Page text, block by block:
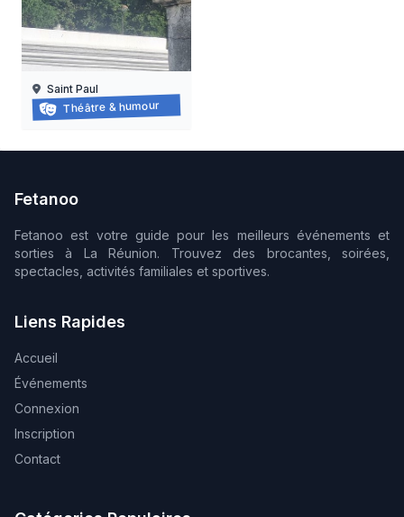
Balade-spectacle à saint-paul
21/03/2026 au
Saint Paul
Théâtre & humour
Fetanoo
Fetanoo est votre guide pour les meilleurs événements et
sorties à La Réunion. Trouvez des brocantes, soirées,
spectacles, activités familiales et sportives.
Liens Rapides
Accueil
Événements
Connexion
Inscription
Contact